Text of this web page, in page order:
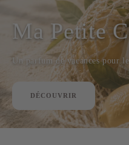
Ma Petite
Un parfum de vacances pour
DÉCOUVRIR